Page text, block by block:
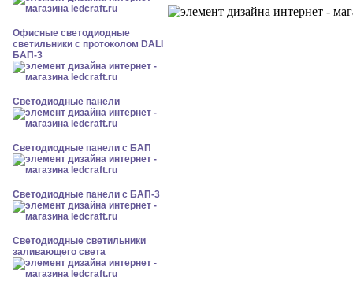
Офисные светодиодные
светильники с протоколом DALI
БАП-3
Cветодиодные панели
Cветодиодные панели с БАП
Cветодиодные панели с БАП-3
Светодиодные светильники
заливающего света